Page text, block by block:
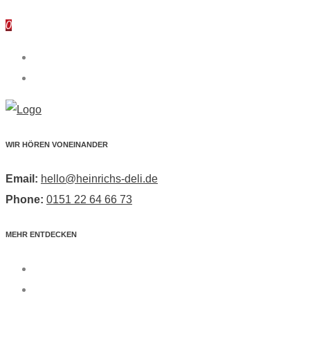
0
WIR HÖREN VONEINANDER
Email: hello@heinrichs-deli.de
Phone: 0151 22 64 66 73
MEHR ENTDECKEN